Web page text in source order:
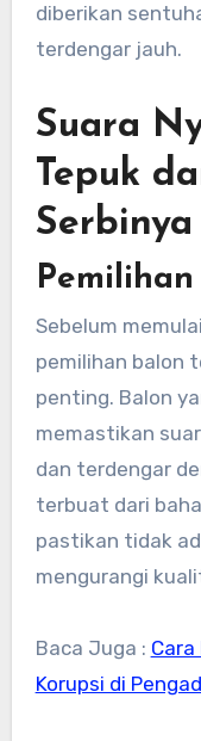
diberikan
terdengar jauh.
Suara
Tepuk
Serbinya
Sebelum
pemilihan balon
penting. Balon
memastikan
dan terdengar
terbuat dari
pastikan tidak
mengurangi
Baca Juga :
Korupsi di